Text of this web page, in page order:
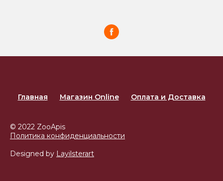
Главная Магазин Online Оплата и Доставка
© 2022 ZooApis
Политика конфиденциальности
Designed by Layilsterart